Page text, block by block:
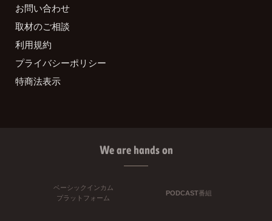
お問い合わせ
取材のご相談
利用規約
プライバシーポリシー
特商法表示
We are hands on
ベーシックインカム
プラットフォーム
PODCAST番組